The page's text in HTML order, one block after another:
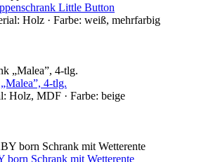
Little Button
Holz · Farbe: weiß, mehrfarbig
4-tlg.
Holz, MDF · Farbe: beige
Schrank mit Wetterente